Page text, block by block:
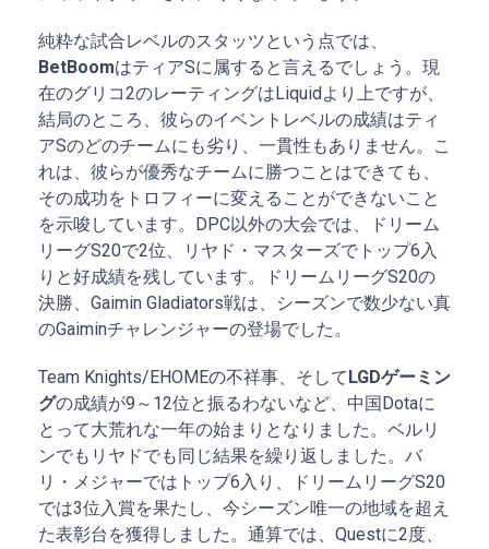
純粋な試合レベルのスタッツという点では、
BetBoomはティアSに属すると言えるでしょう。現
在のグリコ2のレーティングはLiquidより上ですが、
結局のところ、彼らのイベントレベルの成績はティ
アSのどのチームにも劣り、一貫性もありません。こ
れは、彼らが優秀なチームに勝つことはできても、
その成功をトロフィーに変えることができないこと
を示唆しています。DPC以外の大会では、ドリーム
リーグS20で2位、リヤド・マスターズでトップ6入
りと好成績を残しています。ドリームリーグS20の
決勝、Gaimin Gladiators戦は、シーズンで数少ない真
のGaiminチャレンジャーの登場でした。
Team Knights/EHOMEの不祥事、そしてLGDゲーミン
グの成績が9～12位と振るわないなど、中国Dotaに
とって大荒れな一年の始まりとなりました。ベルリ
ンでもリヤドでも同じ結果を繰り返しました。バ
リ・メジャーではトップ6入り、ドリームリーグS20
では3位入賞を果たし、今シーズン唯一の地域を超え
た表彰台を獲得しました。通算では、Questに2度、